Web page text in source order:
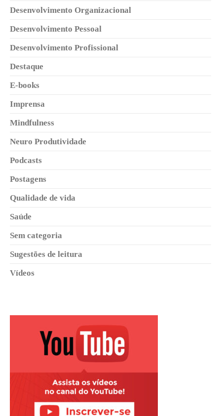
Desenvolvimento Organizacional
Desenvolvimento Pessoal
Desenvolvimento Profissional
Destaque
E-books
Imprensa
Mindfulness
Neuro Produtividade
Podcasts
Postagens
Qualidade de vida
Saúde
Sem categoria
Sugestões de leitura
Vídeos